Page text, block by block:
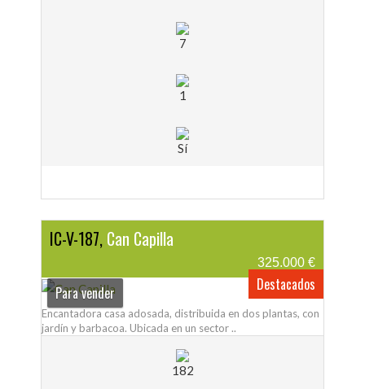
7
1
Sí
IC-V-187, Can Capilla
325.000 €
Destacados
Para vender
Encantadora casa adosada, distribuida en dos plantas, con
jardín y barbacoa. Ubicada en un sector ..
182